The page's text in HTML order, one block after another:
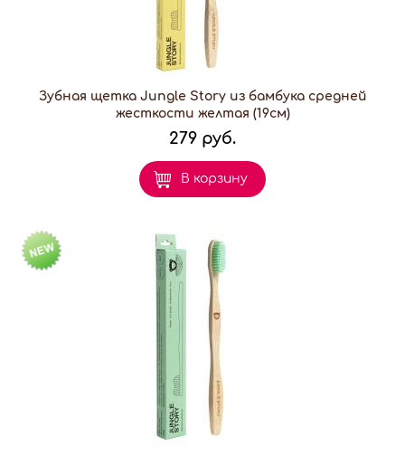
Зубная щетка Jungle Story из бамбука средней
жесткости желтая (19см)
279 руб.
В корзину